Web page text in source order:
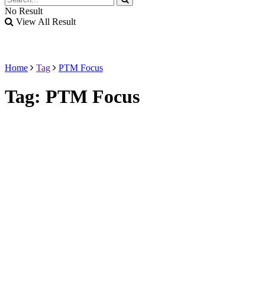
No Result
View All Result
Home Tag PTM Focus
Tag: PTM Focus